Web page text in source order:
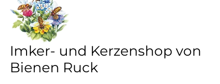
Imker- und Kerzenshop von
Bienen Ruck